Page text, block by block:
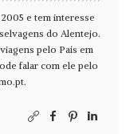
e tem interesse
do Alentejo.
pelo País em
falar com ele pelo
.